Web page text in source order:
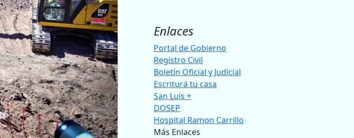
Enlaces
Portal de Gobierno
Registro Civil
Boletín Oficial y Judicial
Escriturá tu casa
San Luis +
DOSEP
Hospital Ramon Carrillo
Más Enlaces